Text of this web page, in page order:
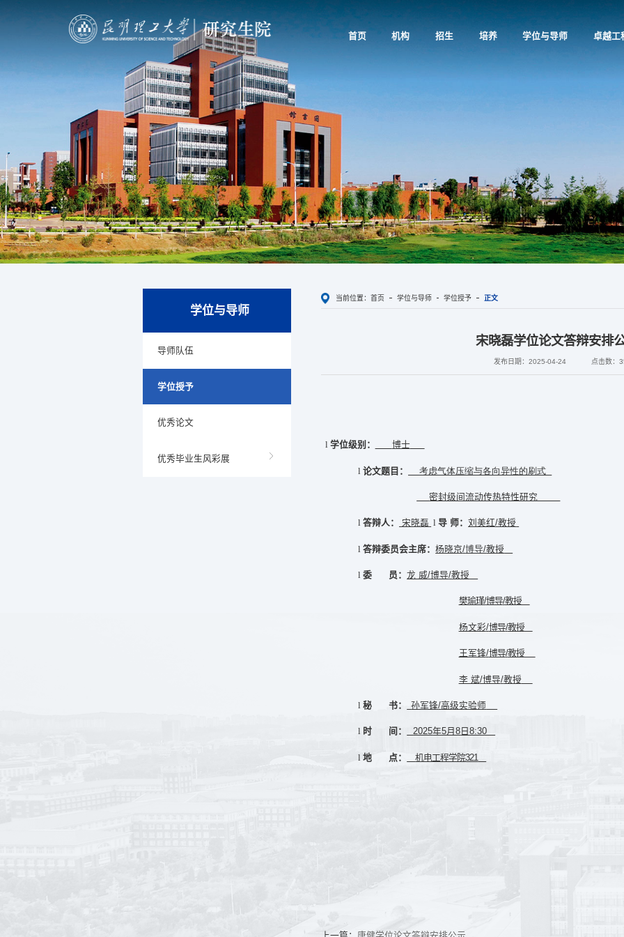
首页 机构 招生 培养 学位与导师 卓越工
学位与导师
导师队伍
学位授予
优秀论文
优秀毕业生风彩展
当前位置： 首页 学位与导师 学位授予 正文
宋晓磊学位论文答辩安排
发布日期：2025-04-24 点击数：
l 学位级别 ： 博士
l论文题目 ： 考虑气体压缩与各向异性的刷式
密封级间流动传热特性研究
l答辩人： 宋晓磊 l导 师：刘美红/教授
l答辩委员会主席：杨晓京/博导/教授
l委 员 ：龙 威/博导/教授
樊瑜瑾/博导/教授
杨文彩/博导/教授
王军锋/博导/教授
李 斌/博导/教授
l秘 书： 孙军锋/高级实验师
l 时 间 ： 2025年5月8 日8:30
l地 点： 机电工程学院321